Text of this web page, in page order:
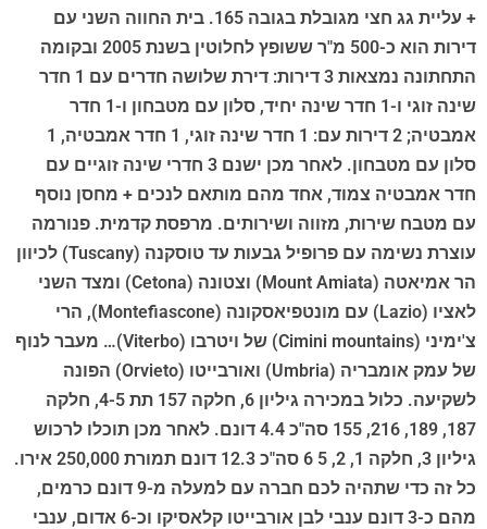
+ עליית גג חצי מגובלת בגובה 165. בית החווה השני עם
דירות הוא כ-500 מ"ר ששופץ לחלוטין בשנת 2005 ובקומה
התחתונה נמצאות 3 דירות: דירת שלושה חדרים עם 1 חדר
שינה זוגי ו-1 חדר שינה יחיד, סלון עם מטבחון ו-1 חדר
אמבטיה; 2 דירות עם: 1 חדר שינה זוגי, 1 חדר אמבטיה, 1
סלון עם מטבחון. לאחר מכן ישנם 3 חדרי שינה זוגיים עם
חדר אמבטיה צמוד, אחד מהם מותאם לנכים + מחסן נוסף
עם מטבח שירות, מזווה ושירותים. מרפסת קדמית. פנורמה
עוצרת נשימה עם פרופיל גבעות עד טוסקנה (Tuscany) לכיוון
הר אמיאטה (Mount Amiata) וצטונה (Cetona) ומצד השני
לאציו (Lazio) עם מונטפיאסקונה (Montefiascone), הרי
צ'ימיני (Cimini mountains) של ויטרבו (Viterbo)… מעבר לנוף
של עמק אומבריה (Umbria) ואורבייטו (Orvieto) הפונה
לשקיעה. כלול במכירה גיליון 6, חלקה 157 תת 4-5, חלקה
187, 189, 216, 155 סה"כ 4.4 דונם. לאחר מכן תוכלו לרכוש
גיליון 3, חלקה 1, 2, 5 6 סה"כ 12.3 דונם תמורת 250,000 אירו.
כל זה כדי שתהיה לכם חברה עם למעלה מ-9 דונם כרמים,
מהם כ-3 דונם ענבי לבן אורבייטו קלאסיקו וכ-6 אדום, ענבי